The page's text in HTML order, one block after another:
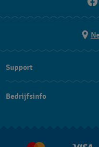
Support
FAQ
Bedrijfsinfo